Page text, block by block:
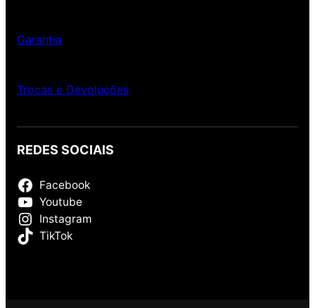
Garantia
Trocas e Devoluções
REDES SOCIAIS
Facebook
Youtube
Instagram
TikTok